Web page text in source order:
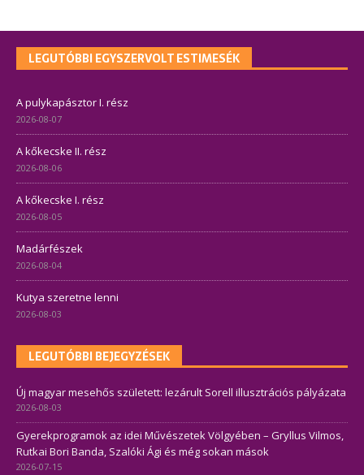
LEGUTÓBBI EGYSZERVOLT ESTIMESÉK
A pulykapásztor I. rész
2026-08-07
A kőkecske II. rész
2026-08-06
A kőkecske I. rész
2026-08-05
Madárfészek
2026-08-04
Kutya szeretne lenni
2026-08-03
LEGUTÓBBI BEJEGYZÉSEK
Új magyar mesehős született: lezárult Sorell illusztrációs pályázata
2026-08-03
Gyerekprogramok az idei Művészetek Völgyében – Gryllus Vilmos,
Rutkai Bori Banda, Szalóki Ági és még sokan mások
2026-07-15